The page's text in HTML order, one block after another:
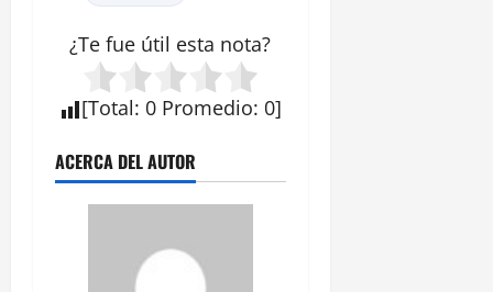
¿Te fue útil esta nota?
[Total: 0 Promedio: 0]
ACERCA DEL AUTOR